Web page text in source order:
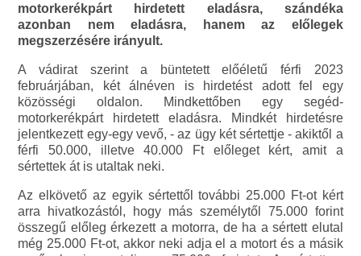
motorkerékpárt hirdetett eladásra, szándéka
azonban nem eladásra, hanem az előlegek
megszerzésére irányult.
A vádirat szerint a büntetett előéletű férfi 2023
februárjában, két álnéven is hirdetést adott fel egy
közösségi oldalon. Mindkettőben egy segéd-
motorkerékpárt hirdetett eladásra. Mindkét hirdetésre
jelentkezett egy-egy vevő, - az ügy két sértettje - akiktől a
férfi 50.000, illetve 40.000 Ft előleget kért, amit a
sértettek át is utaltak neki.
Az elkövető az egyik sértettől további 25.000 Ft-ot kért
arra hivatkozástól, hogy más személytől 75.000 forint
összegű előleg érkezett a motorra, de ha a sértett elutal
még 25.000 Ft-ot, akkor neki adja el a motort és a másik